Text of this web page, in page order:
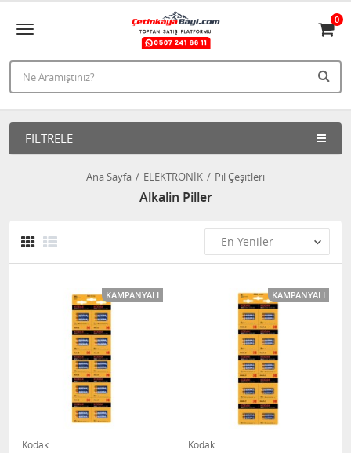
0
FILTRELE
Ana Sayfa ELEKTRONİK Pil Çeşitleri
Alkalin Piller
KAMPANYALI
Kodak
KAMPANYALI
Kodak